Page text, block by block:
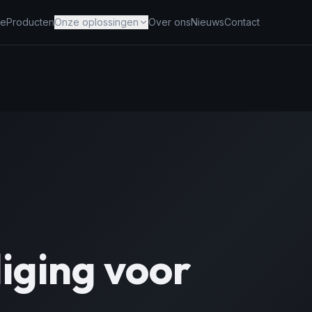
ProductenOnze oplossingen Over onsNieuwsContact
voor